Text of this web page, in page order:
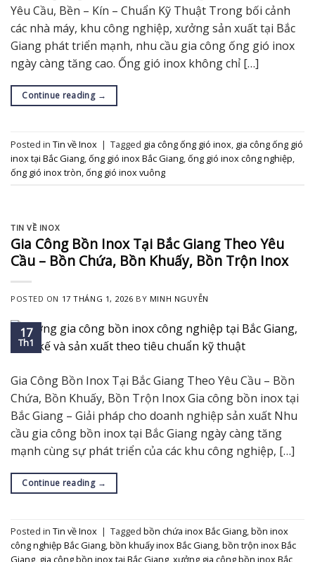
Yêu Cầu, Bền – Kín – Chuẩn Kỹ Thuật Trong bối cảnh
các nhà máy, khu công nghiệp, xưởng sản xuất tại Bắc
Giang phát triển mạnh, nhu cầu gia công ống gió inox
ngày càng tăng cao. Ống gió inox không chỉ […]
Continue reading →
Posted in Tin về Inox | Tagged gia công ống gió inox, gia công ống gió
inox tại Bắc Giang,ống gió inox Bắc Giang,ống gió inox công nghiệp,
ống gió inox tròn,ống gió inox vuông
TIN VỀ INOX
Gia Công Bồn Inox Tại Bắc Giang Theo Yêu
Cầu – Bồn Chứa, Bồn Khuấy, Bồn Trộn Inox
POSTED ON 17 THÁNG 1, 2026 BY MINH NGUYỄN
17
Th1
Gia Công Bồn Inox Tại Bắc Giang Theo Yêu Cầu – Bồn
Chứa, Bồn Khuấy, Bồn Trộn Inox Gia công bồn inox tại
Bắc Giang – Giải pháp cho doanh nghiệp sản xuất Nhu
cầu gia công bồn inox tại Bắc Giang ngày càng tăng
mạnh cùng sự phát triển của các khu công nghiệp, […]
Continue reading →
Posted in Tin về Inox | Tagged bồn chứa inox Bắc Giang,bồn inox
công nghiệp Bắc Giang,bồn khuấy inox Bắc Giang,bồn trộn inox Bắc
Giang, gia công bồn inox tại Bắc Giang,xưởng gia công bồn inox Bắc